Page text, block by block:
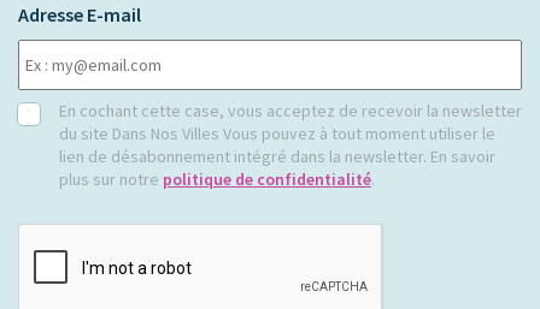
Adresse E-mail
RGPDEn cochant cette case, vous acceptez de recevoir la newsletter
du site Dans Nos Villes Vous pouvez à tout moment utiliser le
lien de désabonnement intégré dans la newsletter. En savoir
plus sur notre politique de confidentialité.
CAPTCHA